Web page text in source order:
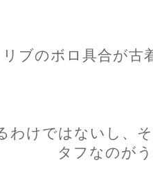
リブのボロ具合が古
わけではないし、
タフなのが